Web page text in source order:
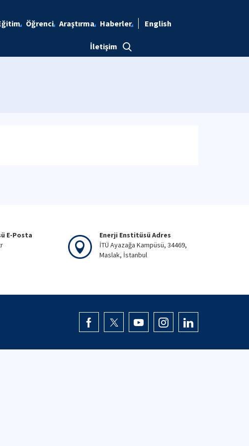
Öğrenci Araştırma Haberler
İletişim
English
E-Posta
Enerji Enstitüsü Adres
İTÜ Ayazağa Kampüsü, 34469,
Maslak, İstanbul